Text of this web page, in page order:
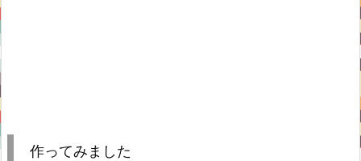
作ってみました